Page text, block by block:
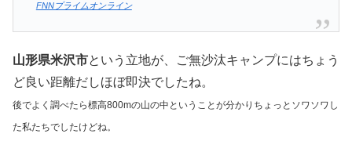
が始まった。
当時は周辺に国内初の民間スキー場「五色スキー
場」や、皇族専用のロッジがあり大いににぎわっ
たが、いずれも約20年前に閉鎖された。また3年
前には、唯一残っていた旅館も閉館し、秘湯の温
泉は活用されなくなった。